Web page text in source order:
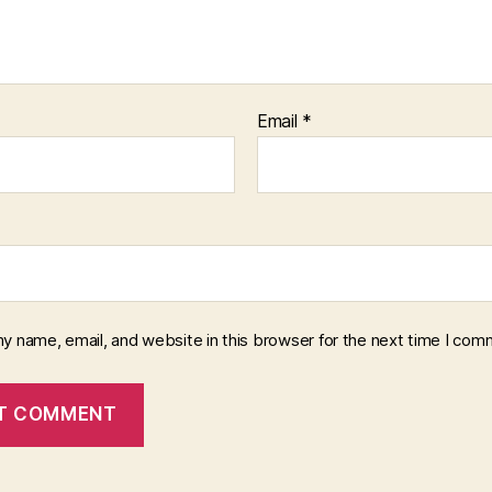
Email *
name, email, and website in this browser for the next time I